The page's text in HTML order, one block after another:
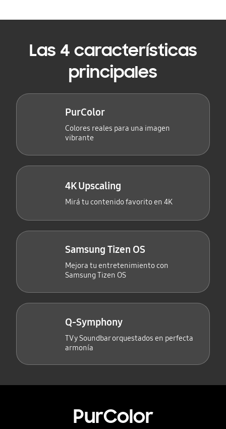
Las 4 características
principales
PurColor
Colores reales para una imagen
vibrante
4K Upscaling
Mirá tu contenido favorito en 4K
Samsung Tizen OS
Mejora tu entretenimiento con
Samsung Tizen OS
Q-Symphony
TV y Soundbar orquestados en perfecta
armonía
PurColor